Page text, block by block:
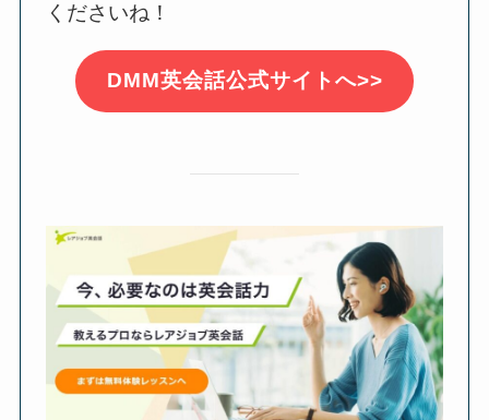
くださいね！
DMM英会話公式サイトへ>>